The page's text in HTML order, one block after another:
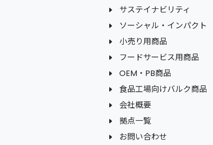
サステイナビリティ
ソーシャル・インパクト
小売り用商品
フードサービス用商品
OEM・PB商品
食品工場向けバルク商品
会社概要
拠点一覧
お問い合わせ